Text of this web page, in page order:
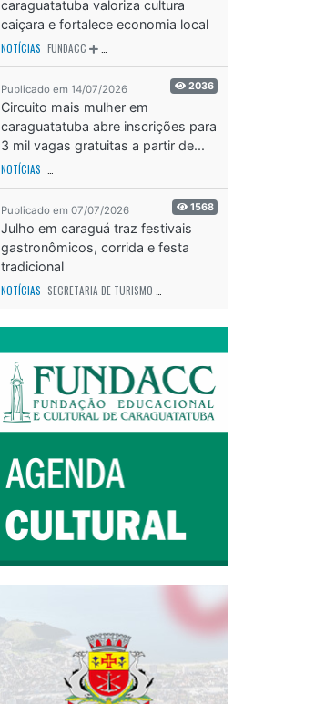
caraguatatuba valoriza cultura
caiçara e fortalece economia local
NOTÍCIAS FUNDACC
Publicado em 14/07/2026 2036
Circuito mais mulher em
caraguatatuba abre inscrições para
3 mil vagas gratuitas a partir de...
NOTÍCIAS
Publicado em 07/07/2026 1568
Julho em caraguá traz festivais
gastronômicos, corrida e festa
tradicional
NOTÍCIAS SECRETARIA DE TURISMO